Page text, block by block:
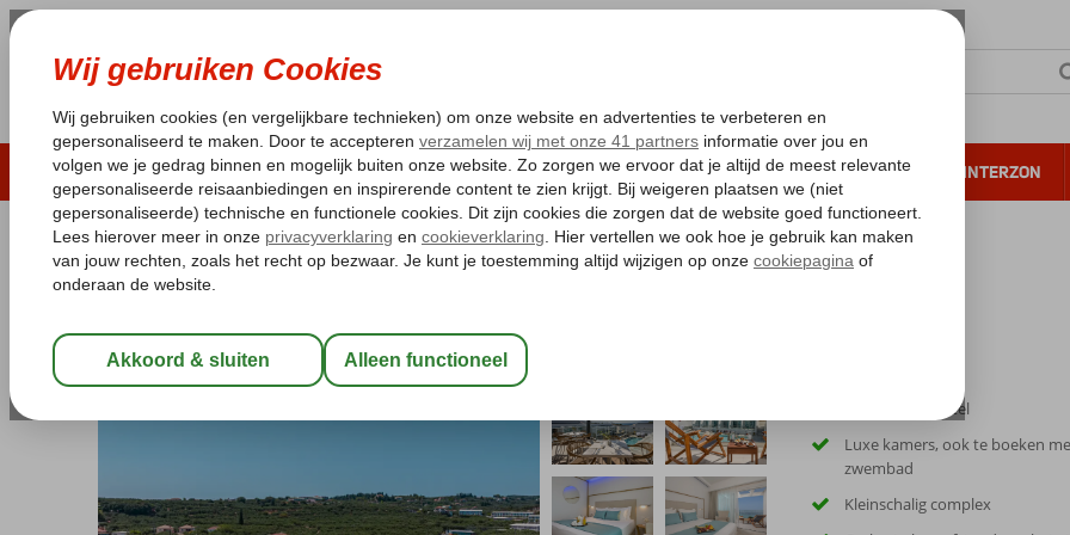
LAST MINUTE ZOMER 2026 ZONVAKANTIE VERRE REIZEN ALL INCLUSIVE WINTERZON
Pakketgarantie Laagsteprijsgarantie* Gratis annuleren*
Home
Griekenland Zakynthos
Mirage Bleu
All Inclusive -Hotel
Gloednieuw hotel
Luxe kamers, ook te boeken
zwembad
Kleinschalig complex